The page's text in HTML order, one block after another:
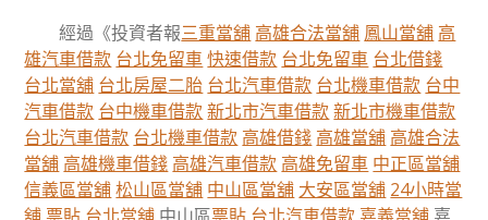
經過《投資者報三重當舖 高雄合法當舖 鳳山當舖 高
雄汽車借款 台北免留車快速借款 台北免留車 台北借錢
台北當舖 台北房屋二胎 台北汽車借款 台北機車借款 台中
汽車借款 台中機車借款新北市汽車借款新北市機車借款
台北汽車借款 台北機車借款 高雄借錢 高雄當舖 高雄合法
當舖 高雄機車借錢 高雄汽車借款 高雄免留車 中正區當舖
信義區當舖松山區當舖 中山區當舖 大安區當舖 24小時當